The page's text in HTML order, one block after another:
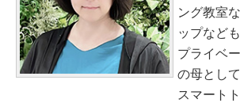
ング教室
ップなど
プライベ
の母とし
スマート